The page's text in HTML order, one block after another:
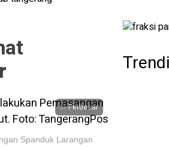
Perbesar
Spanduk Larangan